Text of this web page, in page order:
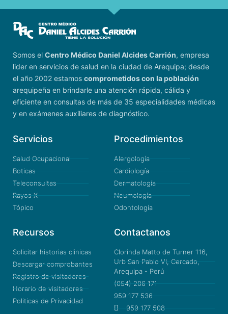
Somos el Centro Médico Daniel Alcides Carrión, empresa
lider en servicios de salud en la ciudad de Arequipa; desde
el año 2002 estamos comprometidos con la población
arequipeña en brindarle una atención rápida, cálida y
eficiente en consultas de más de 35 especialidades médicas
y en exámenes auxiliares de diagnóstico.
Servicios
Salud Ocupacional
Boticas
Teleconsultas
Rayos X
Tópico
Procedimientos
Alergología
Cardiología
Dermatología
Neumología
Odontología
Recursos
Solicitar historias clinicas
Descargar comprobantes
Registro de visitadores
Horario de visitadores
Politicas de Privacidad
Contactanos
Clorinda Matto de Turner 116,
Urb San Pablo VI, Cercado,
Arequipa - Perú
(054) 206 171
959 177 536
959 177 508